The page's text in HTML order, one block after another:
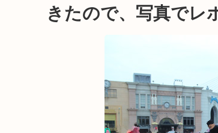
きたので、写真でレ